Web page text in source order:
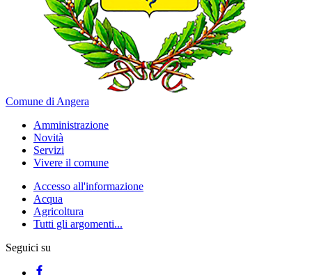
Comune di Angera
Amministrazione
Novità
Servizi
Vivere il comune
Accesso all'informazione
Acqua
Agricoltura
Tutti gli argomenti...
Seguici su